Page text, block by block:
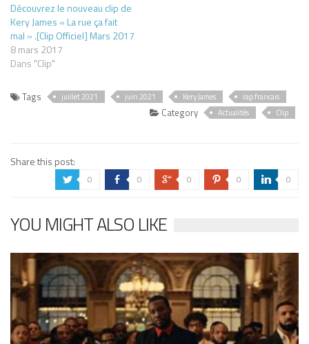
Découvrez le nouveau clip de
Kery James « La rue ça fait
mal » .[Clip Officiel] Mars 2017
8 mars 2017
Dans "Clip"
Tags juillet 2021 juin 2021 Kery James rap francais
Category Actualités Clip
Share this post:
a 0 b 0 c 0 d 0 j 0
YOU MIGHT ALSO LIKE